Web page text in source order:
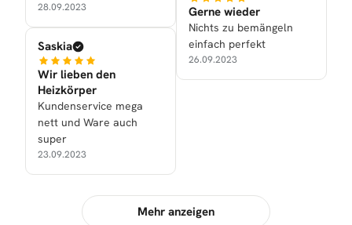
28.09.2023
Saskia
Wir lieben den
Heizkörper
Kundenservice mega
nett und Ware auch
super
23.09.2023
Gerne wieder
Nichts zu bemängeln
einfach perfekt
26.09.2023
Mehr anzeigen